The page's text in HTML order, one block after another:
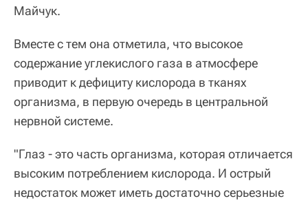
Майчук.
Вместе с тем она отметила, что высокое
содержание углекислого газа в атмосфере
приводит к дефициту кислорода в тканях
организма, в первую очередь в центральной
нервной системе.
"Глаз - это часть организма, которая отличается
высоким потреблением кислорода. И острый
недостаток может иметь достаточно серьезные